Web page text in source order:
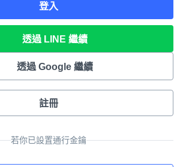
登入
透過 LINE 繼續
透過 Google 繼續
註冊
若你已設置通行金鑰